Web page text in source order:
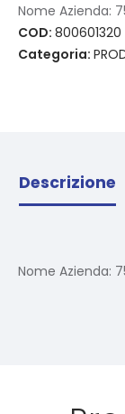
Nome Azienda:
COD: 800601320
Categoria:
Descrizione
Nome Azienda: